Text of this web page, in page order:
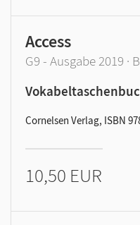
Access
G9 - Ausgabe 2019 ·
Cornelsen Verlag, ISBN
10,50 EUR